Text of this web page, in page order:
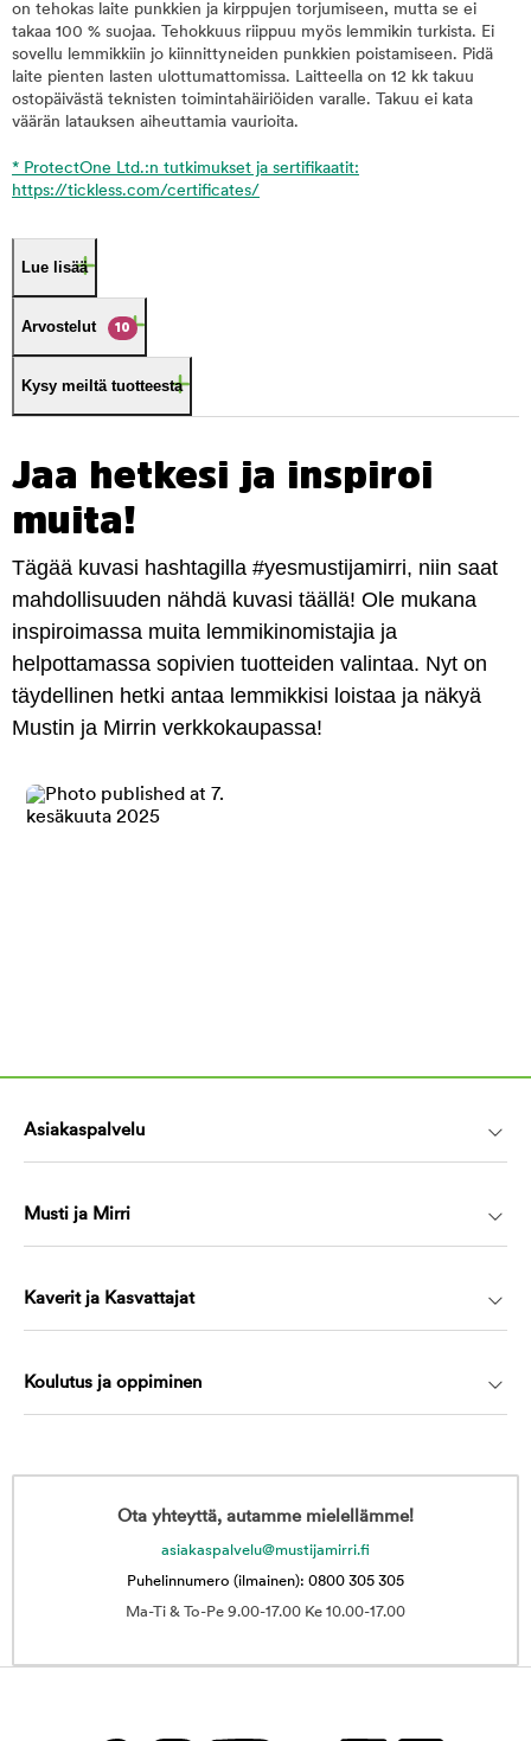
on tehokas laite punkkien ja kirppujen torjumiseen, mutta se ei
takaa 100 % suojaa. Tehokkuus riippuu myös lemmikin turkista. Ei
sovellu lemmikkiin jo kiinnittyneiden punkkien poistamiseen. Pidä
laite pienten lasten ulottumattomissa. Laitteella on 12 kk takuu
ostopäivästä teknisten toimintahäiriöiden varalle. Takuu ei kata
väärän latauksen aiheuttamia vaurioita.
* ProtectOne Ltd.:n tutkimukset ja sertifikaatit:
https://tickless.com/certificates/
Lue lisää
Arvostelut 10
Kysy meiltä tuotteesta
Jaa hetkesi ja inspiroi
muita!
Tägää kuvasi hashtagilla #yesmustijamirri, niin saat
mahdollisuuden nähdä kuvasi täällä! Ole mukana
inspiroimassa muita lemmikinomistajia ja
helpottamassa sopivien tuotteiden valintaa. Nyt on
täydellinen hetki antaa lemmikkisi loistaa ja näkyä
Mustin ja Mirrin verkkokaupassa!
Asiakaspalvelu
Musti ja Mirri
Kaverit ja Kasvattajat
Koulutus ja oppiminen
Ota yhteyttä, autamme mielellämme!
asiakaspalvelu@mustijamirri.fi
Puhelinnumero (ilmainen): 0800 305 305
Ma-Ti & To-Pe 9.00-17.00 Ke 10.00-17.00